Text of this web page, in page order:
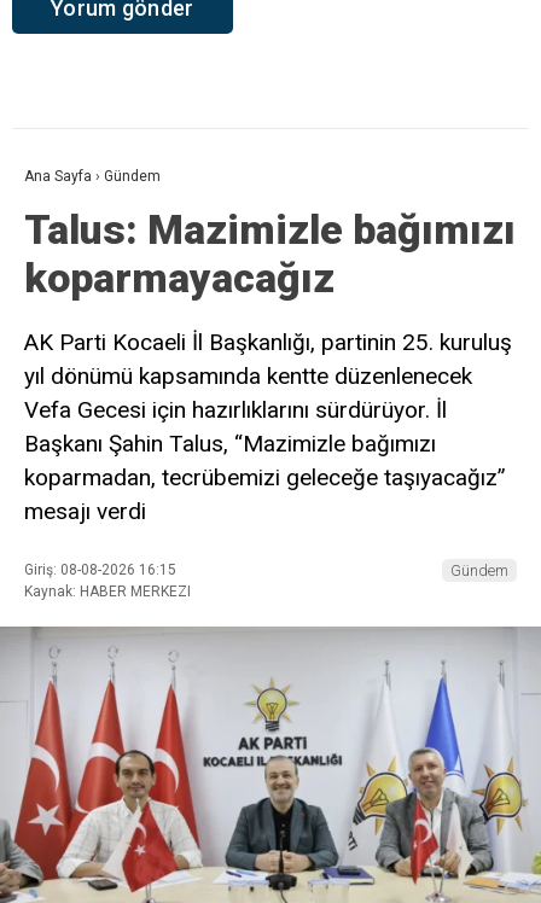
Ana Sayfa › Gündem
Talus: Mazimizle bağımızı
koparmayacağız
AK Parti Kocaeli İl Başkanlığı, partinin 25. kuruluş
yıl dönümü kapsamında kentte düzenlenecek
Vefa Gecesi için hazırlıklarını sürdürüyor. İl
Başkanı Şahin Talus, “Mazimizle bağımızı
koparmadan, tecrübemizi geleceğe taşıyacağız”
mesajı verdi
Giriş: 08-08-2026 16:15
Kaynak: HABER MERKEZI
Gündem